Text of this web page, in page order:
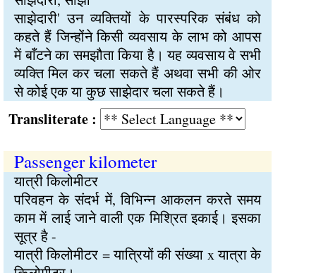
साझेदारी' उन व्यक्तियों के पारस्परिक संबंध को
कहते हैं जिन्होंने किसी व्यवसाय के लाभ को आपस
में बाँटने का समझौता किया है। यह व्यवसाय वे सभी
व्यक्ति मिल कर चला सकते हैं अथवा सभी की ओर
से कोई एक या कुछ साझेदार चला सकते हैं।
:
Passenger kilometer
यात्री किलोमीटर
परिवहन के संदर्भ में, विभिन्न आकलन करते समय
काम में लाई जाने वाली एक मिश्रित इकाई। इसका
सूत्र है -
यात्री किलोमीटर = यात्रियों की संख्या x यात्रा के